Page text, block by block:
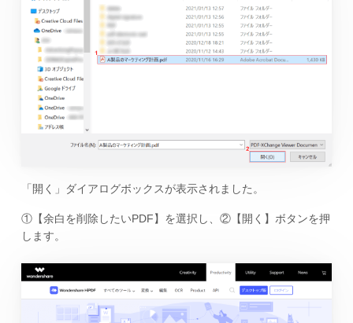
「開く」ダイアログボックスが表示されました。
①【余白を削除したいPDF】を選択し、②【開く】ボタンを押
します。